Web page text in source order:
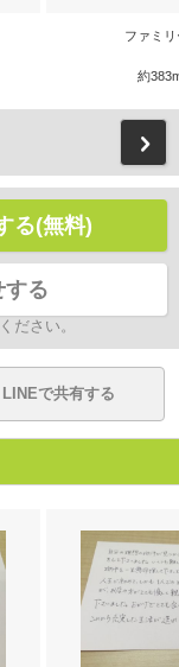
ファミ
約
る(無料)
する
ださい。
LINEで共有する